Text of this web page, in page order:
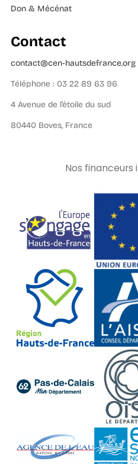
Don & Mécénat
Contact
contact@cen-hautsdefrance.org
Téléphone : 03 22 89 63 96
4 Avenue de l’étoile du sud
80440 Boves, France
Nos